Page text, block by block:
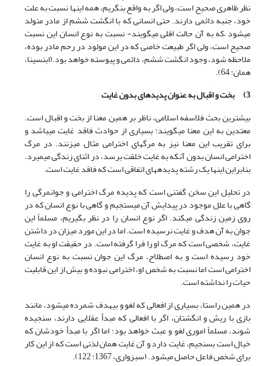
نظر ظاهری صحیح است، ولی اگر به واقع بنگریم، همه اینها نسبت به علت
خود، جنبه دائمی دارند. حتی انسانی که با انگشت ششم از مادر متولد
می‏شود –که به آن حالت اقلی می‏گویند- نسبت به نوع انسان این نسبت
صحیح است، ولی اگر طبیعت خاصی که در این مولود در رحم مادر بوده،
ملاحظه شود، وجود انگشت ششم، دائمی و پیوسته خواهد بود.(ابن‏سینا،
همان: 64).
3)
بخت و اقبال به عنوان پدیده‏ای بدون غایت
بیشترین بحث فلاسفه اسلامی، ناظر بر همین معنا از بخت و اقبال است.
معتدین به این معنا می‏گویند: بسیاری از حوادث فاقد غایت می‏باشد و
برای تقریب این معنا نیز به مرگ‏های اخترامی مثال می‏زنند. در مرگ
اخترامی انسان بدون آنکه به غایت خلقت برسد، در اثنای زندگی می‏میرد.
بنابراین اینها یک رشته پدیده‏های اتفاقی است که فاقد غایت است.
در تحلیل این سخن گفتنی است که پدیده مرگ اخترامی و جوانمرگی را
گاهی با علل موجود در پیدایش آن می‏ستجیم و گاهی با نوع انسان که در
روی زمین زندگی می‏کند. اگر نوع انسان را در نظر بگیریم، مسلماً این
جوان به آن هدف و غایت نرسیده است. اما در این مورد میزان در داشتن
غایت، شخصی است که مرگ او را فرا گرفته است. در حقیقت او به غایت
خود رسیده است و به اصطلاح، مرگ این جوان نسبت به نوع انسان
اخترامی است اما نسبت به شخص او، اخترامی نبوده و بیش از این قابلیت
حیات را نداشته است.
در همین راستا، بسیاری از افعالی که لغو و بی‏هدف شمرده می‏شود، مانند
بازی با ریش و انگشتان، اگر با افعالی که مبدأ عقلایی دارند، سنجیده
شوند، مسلماً اموری لغو و عبث خواهد بود؛ اما اگر با مبدأ خودشان که
خیال است بسنجیم، غایت دارد و آن غایت همان لذتی است که از این کار
برای شخص فاعل حاصل می‏شود. (سبزواری، 1367: 122).